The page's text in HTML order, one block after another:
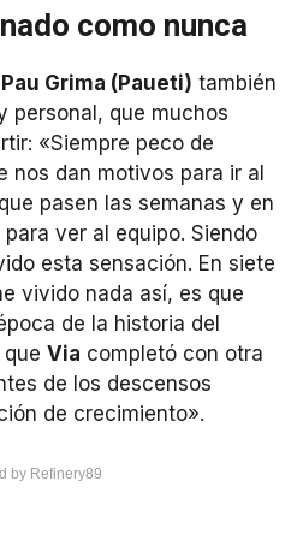
como nunca
Pau Grima (Paueti) también
personal, que muchos
«Siempre peco de
nos dan motivos para ir al
pasen las semanas y en
ver al equipo. Siendo
esta sensación. En siete
vivido nada así, es que
de la historia del
Via completó con otra
de los descensos
de crecimiento».
by Refinery89